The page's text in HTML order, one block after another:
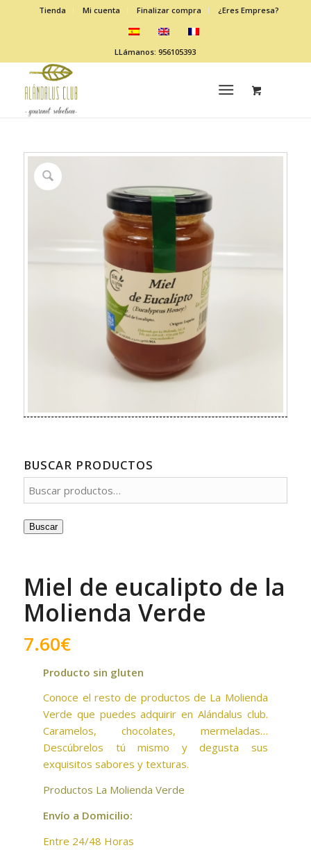
Tienda Mi cuenta Finalizar compra ¿Eres Empresa?
LLámanos: 956105393
BUSCAR PRODUCTOS
Buscar
Miel de eucalipto de la
Molienda Verde
7.60€
Producto sin gluten
Conoce el resto de productos de La Molienda
Verde que puedes adquirir en Alándalus club.
Caramelos, chocolates, mermeladas…
Descúbrelos tú mismo y degusta sus
exquisitos sabores y texturas.
Productos La Molienda Verde
Envío a Domicilio:
Entre 24/48 Horas